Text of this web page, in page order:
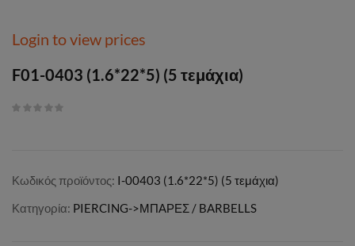
Login to view prices
F01-0403 (1.6*22*5) (5 τεμάχια)
Κωδικός προϊόντος: I-00403 (1.6*22*5) (5 τεμάχια)
Κατηγορία: PIERCING->ΜΠΑΡΕΣ / BARBELLS